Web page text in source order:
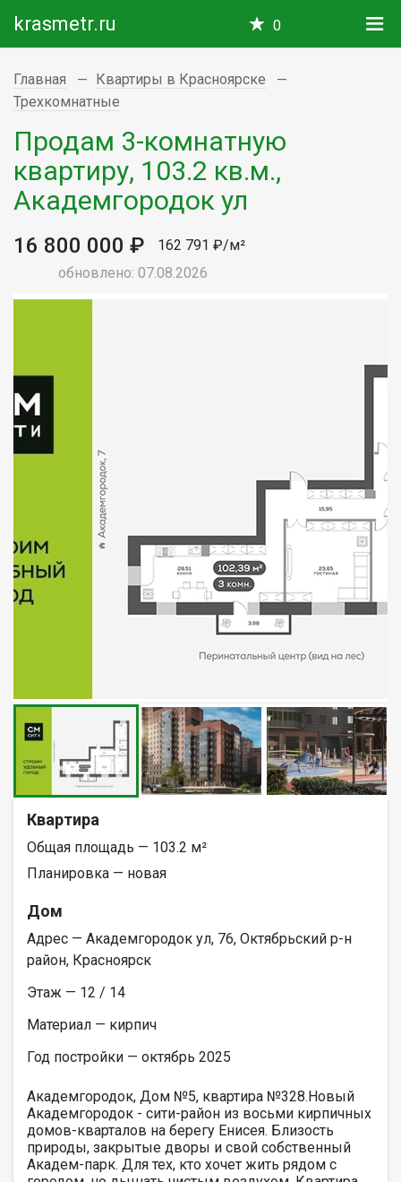
krasmetr.ru 0
Главная
Квартиры в Красноярске
Трехкомнатные
Продам 3-комнатную
квартиру, 103.2 кв.м.,
Академгородок ул
16 800 000 ₽
162 791 ₽/м²
обновлено: 07.08.2026
Квартира
Общая площадь — 103.2 м²
Планировка — новая
Дом
Адрес — Академгородок ул, 76, Октябрьский р-н
район, Красноярск
Этаж — 12 / 14
Материал — кирпич
Год постройки — октябрь 2025
Академгородок, Дом №5, квартира №328.Новый
Академгородок - сити-район из восьми кирпичных
домов-кварталов на берегу Енисея. Близость
природы, закрытые дворы и свой собственный
Академ-парк. Для тех, кто хочет жить рядом с